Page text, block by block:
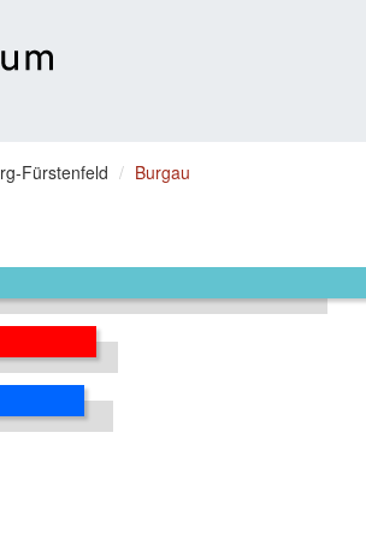
Fürstenfeld Burgau